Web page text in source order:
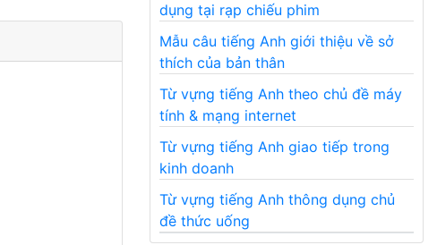
dụng tại rạp chiếu phim
Mẫu câu tiếng Anh giới thiệu về sở
thích của bản thân
Từ vựng tiếng Anh theo chủ đề máy
tính & mạng internet
Từ vựng tiếng Anh giao tiếp trong
kinh doanh
Từ vựng tiếng Anh thông dụng chủ
đề thức uống